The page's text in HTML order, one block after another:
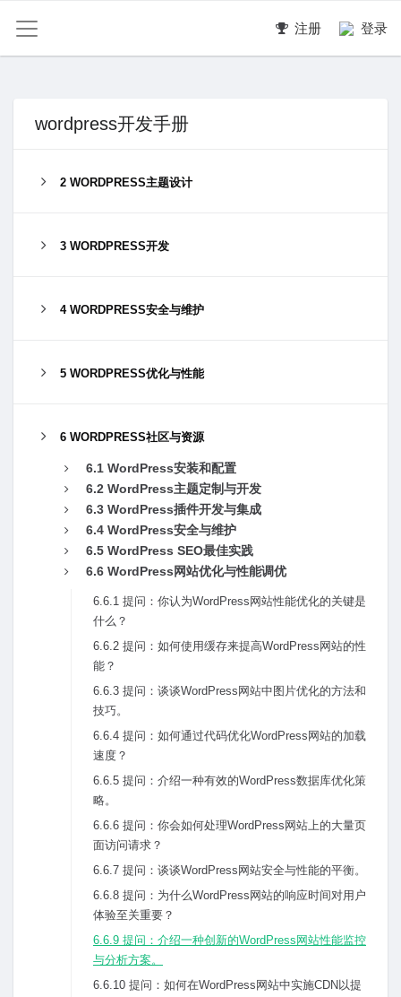
注册 登录
wordpress开发手册
2 WORDPRESS主题设计
3 WORDPRESS开发
4 WORDPRESS安全与维护
5 WORDPRESS优化与性能
6 WORDPRESS社区与资源
6.1 WordPress安装和配置
6.2 WordPress主题定制与开发
6.3 WordPress插件开发与集成
6.4 WordPress安全与维护
6.5 WordPress SEO最佳实践
6.6 WordPress⽹站优化与性能调优
6.6.1 提问：你认为WordPress⽹站性能优化的关键是
什么？
6.6.2 提问：如何使⽤缓存来提⾼WordPress⽹站的性
能？
6.6.3 提问：谈谈WordPress⽹站中图⽚优化的⽅法和
技巧。
6.6.4 提问：如何通过代码优化WordPress⽹站的加载
速度？
6.6.5 提问：介绍⼀种有效的WordPress数据库优化策
略。
6.6.6 提问：你会如何处理WordPress⽹站上的⼤量页
⾯访问请求？
6.6.7 提问：谈谈WordPress⽹站安全与性能的平衡。
6.6.8 提问：为什么WordPress⽹站的响应时间对⽤户
体验⾄关重要？
6.6.9 提问：介绍⼀种创新的WordPress⽹站性能监控
与分析⽅案。
6.6.10 提问：如何在WordPress⽹站中实施CDN以提